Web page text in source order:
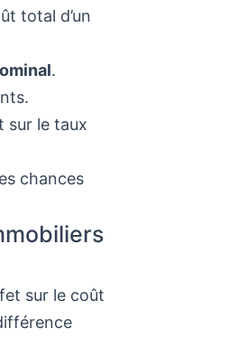
total d’un
.
sur le taux
chances
sur le coût